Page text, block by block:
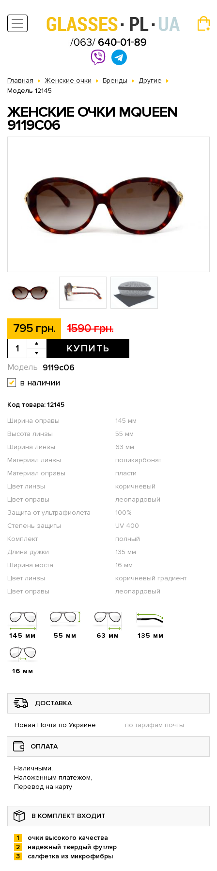
Главная Женские очки Бренды
Другие
Модель 12145
ЖЕНСКИЕ ОЧКИ MQUEEN
9119C06
795 грн. 1590 грн.
КУПИТЬ
9119c06
Модель
в наличии
Код товара: 12145
Ширина оправы
145 мм
Высота линзы
55 мм
Ширина линзы
63 мм
Материал линзы
поликарбонат
Материал оправы
пласти
Цвет линзы
коричневый
Цвет оправы
леопардовый
Защита от ультрафиолета
100%
Степень защиты
UV 400
Комплект
полный
Длина дужки
135 мм
Ширина моста
16 мм
Цвет линзы
коричневый градиент
Цвет оправы
леопардовый
145 мм 55 мм 63 мм 135 мм
16 мм
ДОСТАВКА
Новая Почта по Украине по тарифам почты
ОПЛАТА
Наличными,
Наложенным платежом,
Перевод на карту
В КОМПЛЕКТ ВХОДИТ
очки высокого качества
надежный твердый футляр
салфетка из микрофибры